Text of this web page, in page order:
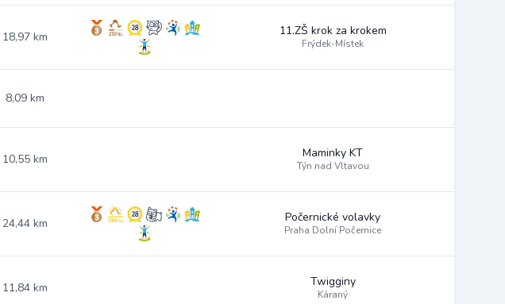
18,97 km 11.ZŠ krok za krokem
Frýdek-Místek
8,09 km
10,55 km Maminky KT
Týn nad Vltavou
24,44 km Počernické volavky
Praha Dolní Počernice
11,84 km Twigginy
Káraný